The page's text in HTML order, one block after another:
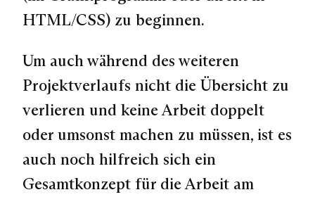
HTML/CSS) zu beginnen.
Um auch während des weiteren
Projektverlaufs nicht die Übersicht zu
verlieren und keine Arbeit doppelt
oder umsonst machen zu müssen, ist es
auch noch hilfreich sich ein
Gesamtkonzept für die Arbeit am